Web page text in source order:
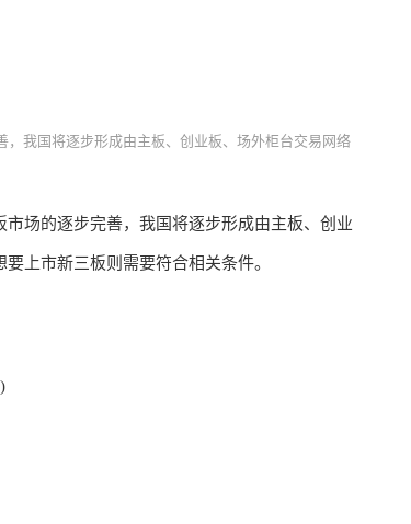
我国将逐步形成由主板、创业板、场外柜台交易网络
场的逐步完善，我国将逐步形成由主板、创业
上市新三板则需要符合相关条件。